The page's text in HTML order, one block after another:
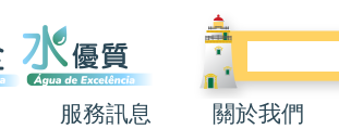
服務訊息 關於我們